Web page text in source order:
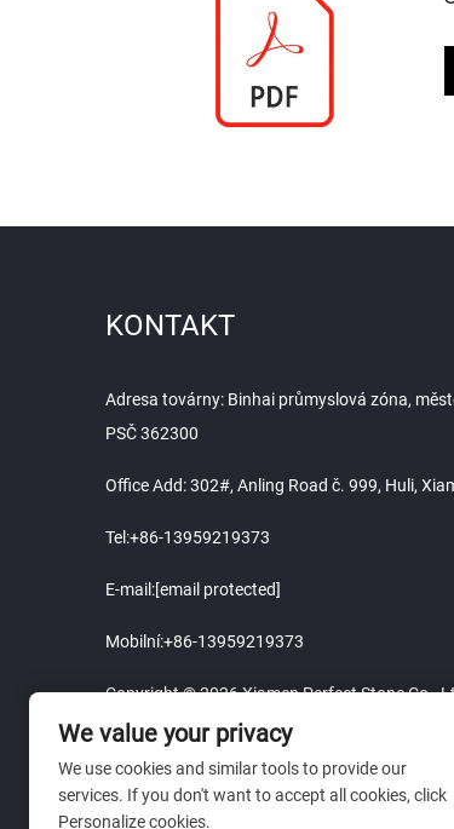
KONTAKT
Adresa továrny: Binhai průmyslová zóna,
PSČ 362300
Office Add: 302#, Anling Road č. 999, Huli,
Tel:+86-13959219373
E-mail:[email protected]
Mobilní:+86-13959219373
Copyright © 2026 Xiamen Perfect Stone Co.,
We value your privacy
We use cookies and similar tools to provide our
services. If you don't want to accept all cookies, click
Personalize cookies.